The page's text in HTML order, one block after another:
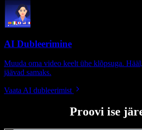
AI Dubleerimine
Muuda oma video keelt ühe klõpsuga.
jäävad samaks.
Vaata AI dubleerimist
Proovi ise